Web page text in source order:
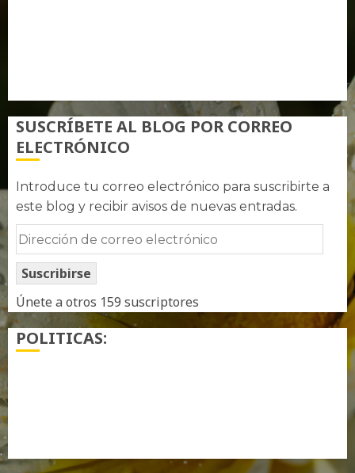
SUSCRÍBETE AL BLOG POR CORREO
ELECTRÓNICO
Introduce tu correo electrónico para suscribirte a
este blog y recibir avisos de nuevas entradas.
Dirección
de
correo
electrónico
Suscribirse
Únete a otros 159 suscriptores
POLITICAS: